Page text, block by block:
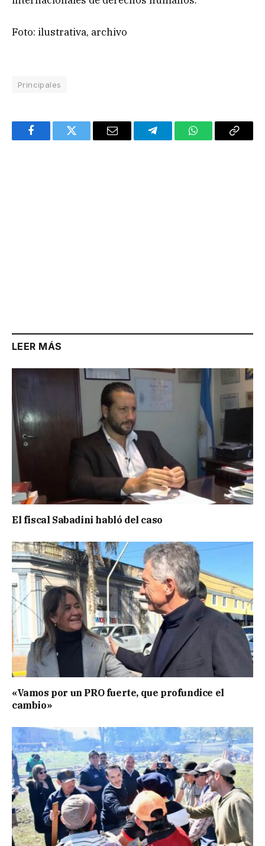
Foto: ilustrativa, archivo
Principales
FacebookTwitter Email TelegramWhatsAppCopy
LEER MÁS
El fiscal Sabadini habló del caso
«Vamos por un PRO fuerte, que profundice el
cambio»